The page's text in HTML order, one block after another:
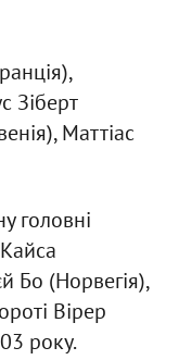
Зіберт
Маттіас
головні
Бо (Норвегія),
Вірер
року.